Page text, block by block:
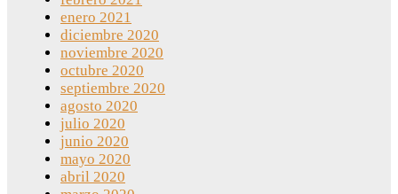
enero 2021
diciembre 2020
noviembre 2020
octubre 2020
septiembre 2020
agosto 2020
julio 2020
junio 2020
mayo 2020
abril 2020